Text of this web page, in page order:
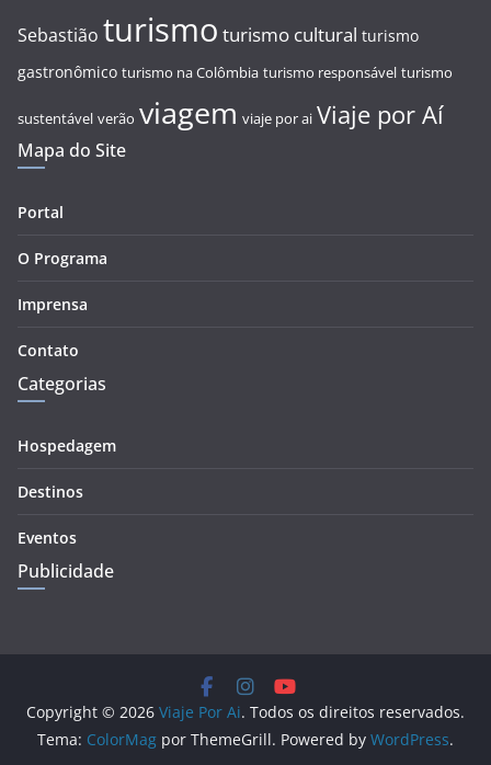
Sebastião turismo turismo cultural turismo
gastronômico turismo na Colômbia turismo responsável turismo
sustentável verão viagem viaje por ai Viaje por Aí
Mapa do Site
Portal
O Programa
Imprensa
Contato
Categorias
Hospedagem
Destinos
Eventos
Publicidade
Copyright © 2026 Viaje Por Ai. Todos os direitos reservados.
Tema: ColorMag por ThemeGrill. Powered by WordPress.